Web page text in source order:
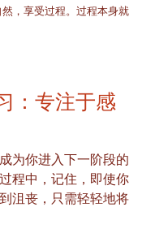
，享受过程。过程本身就
：专注于感
为你进入下一阶段的
程中，记住，即使你
沮丧，只需轻轻地将